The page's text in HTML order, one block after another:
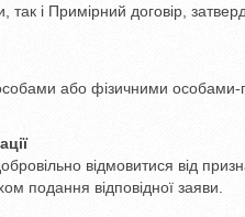
так і Примірний договір,
або фізичними
відмовитися від
подання відповідної заяви.